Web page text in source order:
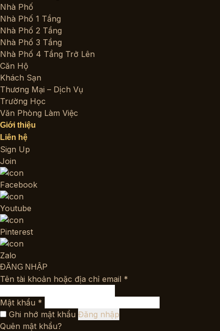
Nhà Phố
Nhà Phố 1 Tầng
Nhà Phố 2 Tầng
Nhà Phố 3 Tầng
Nhà Phố 4 Tầng Trở Lên
Căn Hộ
Khách Sạn
Thương Mại – Dịch Vụ
Trường Học
Văn Phòng Làm Việc
Giới thiệu
Liên hệ
Sign Up
Join
Facebook
Youtube
Pinterest
Zalo
ĐĂNG NHẬP
Tên tài khoản hoặc địa chỉ email *
Mật khẩu *
buộc
Ghi nhớ mật khẩu Đăng nhập
Quên mật khẩu?